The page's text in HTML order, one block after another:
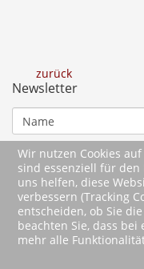
zurück
Newsletter
Wir nutzen Cookies
sind essenziell für
uns helfen, diese
verbessern (Tracking
entscheiden, ob Sie
beachten Sie, dass
mehr alle